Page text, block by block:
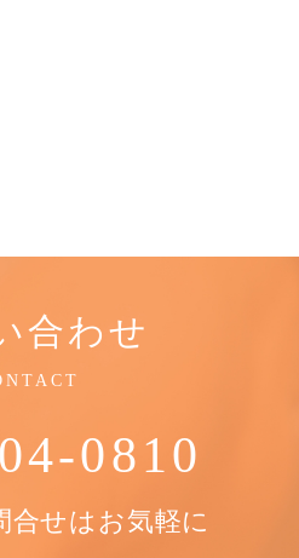
合わせ
0810
合せはお気軽に